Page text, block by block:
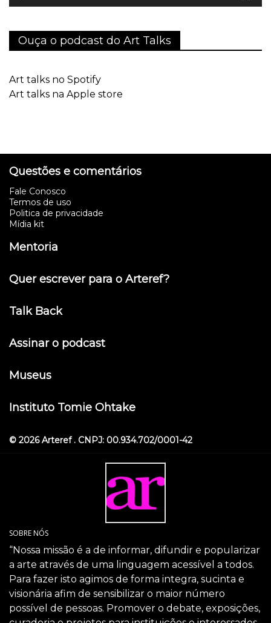
Ouça o podcast do Art Talks
Art talks no Spotify
Art talks na Apple store
Questões e comentários
Fale Conosco
Termos de uso
Politica de privacidade
Mídia kit
Mentoria
Quer escrever para o Arteref?
Talk Back
Assinar o podcast
Museus
Instituto Tomie Ohtake
© 2026 Arteref . CNPJ: 00.934.702/0001-42
SOBRE NÓS
“Nossa missão é a de informar, difundir e popularizar
a arte através de uma linguagem acessível a todos.
Para fazer isto agimos de forma integra, sucinta e
visionária afim de sensibilizar o maior número
possível de pessoas. Promover o debate, exposições,